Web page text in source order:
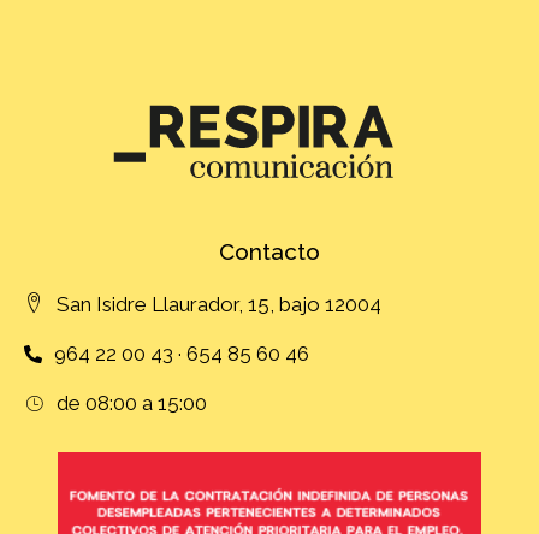
Contacto
San Isidre Llaurador, 15, bajo 12004
964 22 00 43 · 654 85 60 46
de 08:00 a 15:00